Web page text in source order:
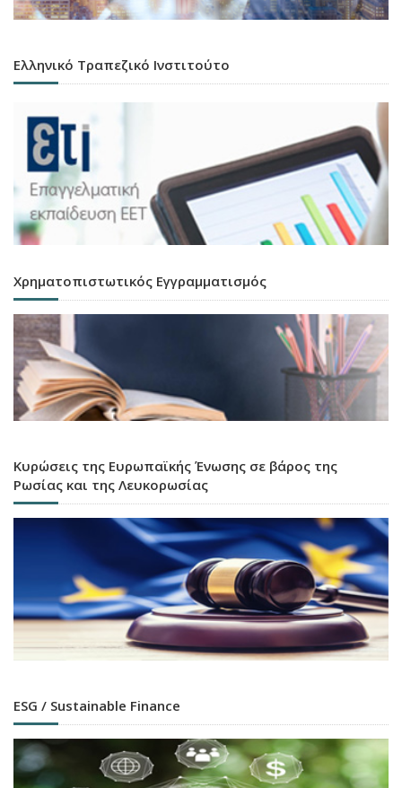
Ελληνικό Τραπεζικό Ινστιτούτο
Χρηματοπιστωτικός Εγγραμματισμός
Κυρώσεις της Ευρωπαϊκής Ένωσης σε βάρος της
Ρωσίας και της Λευκορωσίας
ESG / Sustainable Finance